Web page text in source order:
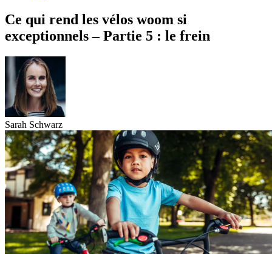
Ce qui rend les vélos woom si
exceptionnels – Partie 5 : le frein
Sarah Schwarz